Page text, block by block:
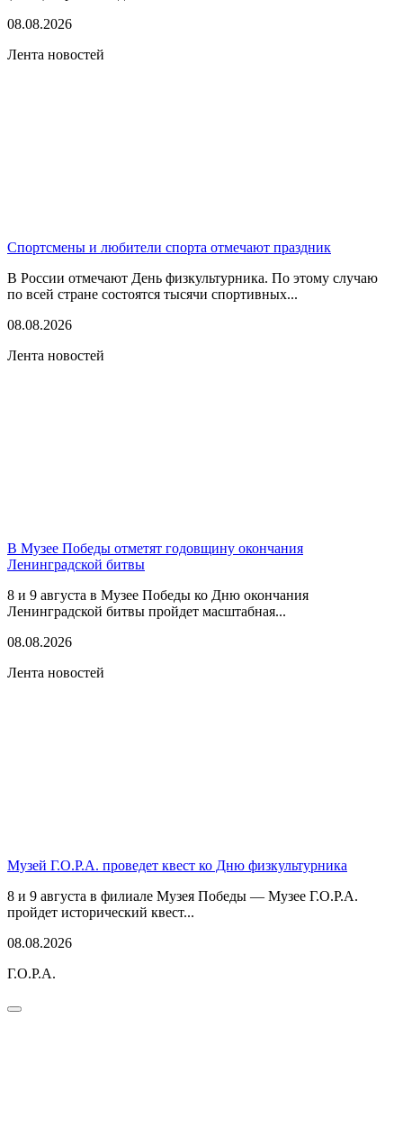
08.08.2026
Лента новостей
Спортсмены и любители спорта отмечают праздник
В России отмечают День физкультурника. По этому случаю
по всей стране состоятся тысячи спортивных...
08.08.2026
Лента новостей
В Музее Победы отметят годовщину окончания
Ленинградской битвы
8 и 9 августа в Музее Победы ко Дню окончания
Ленинградской битвы пройдет масштабная...
08.08.2026
Лента новостей
Музей Г.О.Р.А. проведет квест ко Дню физкультурника
8 и 9 августа в филиале Музея Победы — Музее Г.О.Р.А.
пройдет исторический квест...
08.08.2026
Г.О.Р.А.